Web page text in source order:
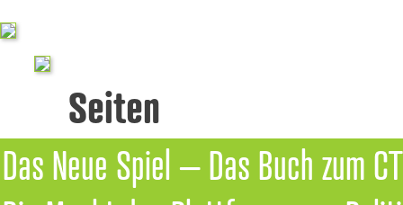
Seiten
Das Neue Spiel – Das Buch zum